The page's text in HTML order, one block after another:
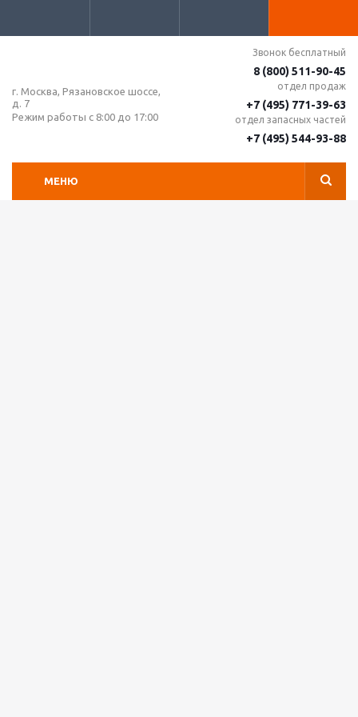
г. Москва, Рязановское шоссе,
д. 7
Режим работы с 8:00 до 17:00
Звонок бесплатный
8 (800) 511-90-45
отдел продаж
+7 (495) 771-39-63
отдел запасных частей
+7 (495) 544-93-88
МЕНЮ